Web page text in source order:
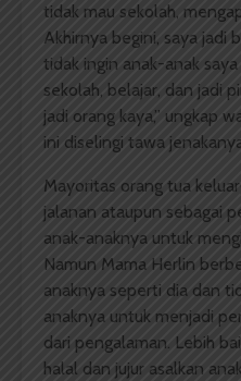
tidak mau sekolah,
Akhirnya begini, saya jadi
tidak ingin anak-anak
sekolah, belajar, dan jadi
jadi orang kaya,” ungkap
ini diselingi tawa
Mayoritas orang tua
jalanan ataupun sebagai
anak-anaknya untuk
Namun Mama Herlin
anaknya seperti dia dan
anaknya untuk menjadi
dari pengalaman. Lebih
halal dan jujur asalkan